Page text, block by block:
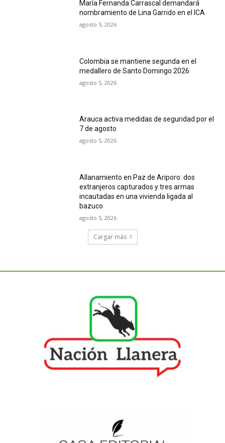
María Fernanda Carrascal demandará
nombramiento de Lina Garrido en el ICA
agosto 5, 2026
Colombia se mantiene segunda en el
medallero de Santo Domingo 2026
agosto 5, 2026
Arauca activa medidas de seguridad por el
7 de agosto
agosto 5, 2026
Allanamiento en Paz de Ariporo: dos
extranjeros capturados y tres armas
incautadas en una vivienda ligada al
bazuco
agosto 5, 2026
Cargar más